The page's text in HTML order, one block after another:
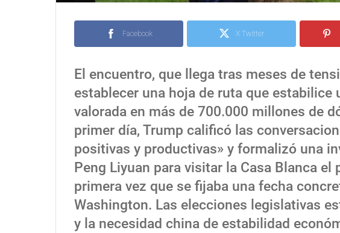
Facebook X Twitter
El encuentro, que llega tras meses de
establecer una hoja de ruta que estabilice
valorada en más de 700.000 millones de
primer día, Trump calificó las
positivas y productivas» y formalizó una
Peng Liyuan para visitar la Casa Blanca
primera vez que se fijaba una fecha
Washington. Las elecciones legislativas
y la necesidad china de estabilidad